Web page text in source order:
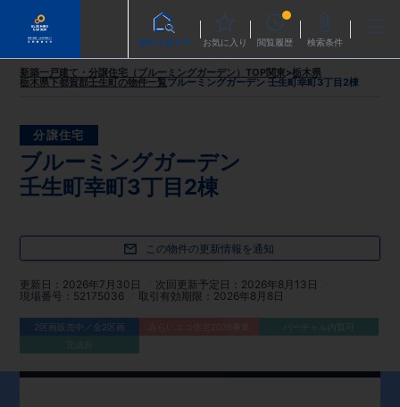
物件を探す お気に入り 閲覧履歴 検索条件
新築一戸建て・分譲住宅（ブルーミングガーデン）TOP関東>栃木県
栃木県下都賀郡壬生町の物件一覧ブルーミングガーデン 壬生町幸町3丁目2棟
分譲住宅
ブルーミングガーデン
壬生町幸町3丁目2棟
この物件の更新情報を通知
更新日 2026年7月30日 次回更新予定日
2026年8月13日
現場番号
52175036 取引有効期限 2026年8月8日
2区画販売中／全2区画
バーチャル内覧可
完成前